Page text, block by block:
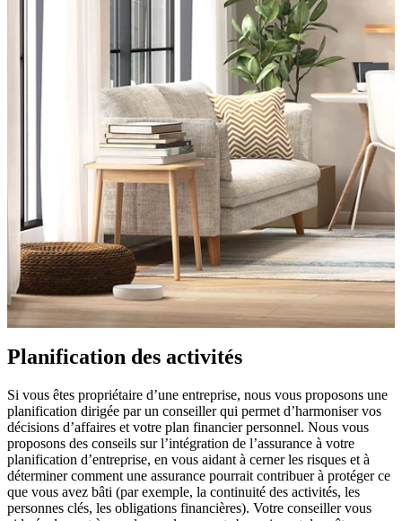
Planification des activités
Si vous êtes propriétaire d’une entreprise, nous vous proposons une
planification dirigée par un conseiller qui permet d’harmoniser vos
décisions d’affaires et votre plan financier personnel. Nous vous
proposons des conseils sur l’intégration de l’assurance à votre
planification d’entreprise, en vous aidant à cerner les risques et à
déterminer comment une assurance pourrait contribuer à protéger ce
que vous avez bâti (par exemple, la continuité des activités, les
personnes clés, les obligations financières). Votre conseiller vous